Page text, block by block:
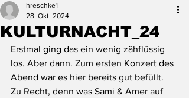
KULTURNACHT_24
hreschke1
28. Okt. 2024
Erstmal ging das ein wenig zähflüssig
los. Aber dann. Zum ersten Konzert des
Abend war es hier bereits gut befüllt.
Zu Recht, denn was Sami & Amer auf